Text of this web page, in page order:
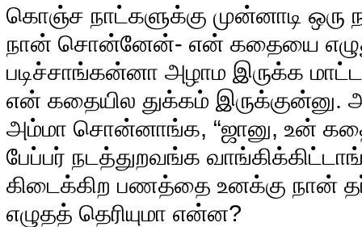
கொஞ்ச நாட்களுக்கு முன்னாடி ஒரு
நான் சொன்னேன்- என் கதையை
படிச்சாங்கன்னா அழாம இருக்க
என் கதையில துக்கம் இருக்குன்னு.
அம்மா சொன்னாங்க, “ஜானு, உன்
பேப்பர் நடத்துறவங்க
கிடைக்கிற பணத்தை உனக்கு நான்
எழுதத் தெரியுமா என்ன?